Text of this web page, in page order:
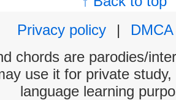
Privacy policy
|
DMCA
chords are parodies/
use it for private
language learning